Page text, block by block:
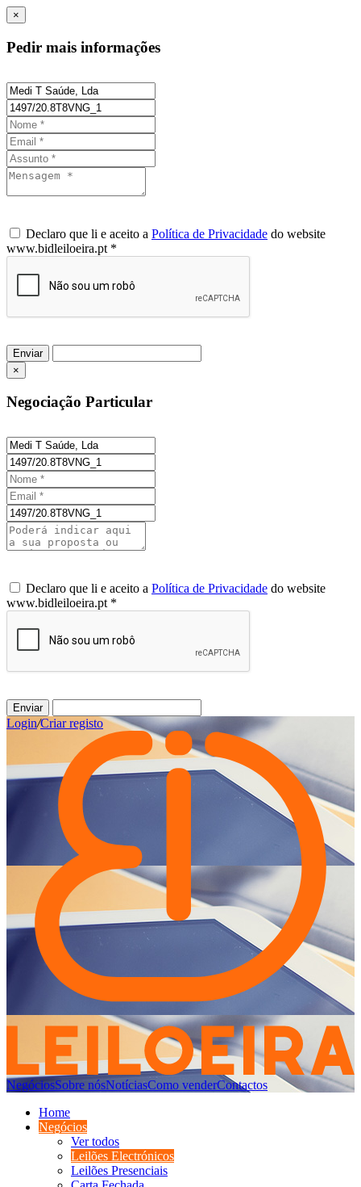
×
Pedir mais informações
Declaro que li e aceito a Política de Privacidade do website
www.bidleiloeira.pt *
Enviar
×
Negociação Particular
Declaro que li e aceito a Política de Privacidade do website
www.bidleiloeira.pt *
Enviar
Login/Criar registo
NegóciosSobre nósNotíciasComo venderContactos
Home
Negócios
Ver todos
Leilões Electrónicos
Leilões Presenciais